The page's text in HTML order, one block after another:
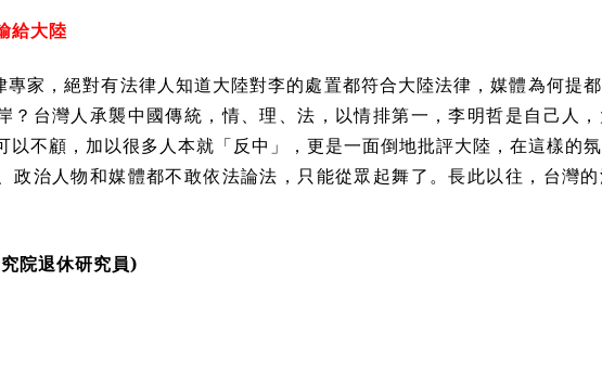
給大陸
專家，絕對有法律人知道大陸對李的處置都符合大陸法律，媒體為何提
？台灣人承襲中國傳統，情、理、法，以情排第一，李明哲是自己人
以不顧，加以很多人本就「反中」，更是一面倒地批評大陸，在這樣的
政治人物和媒體都不敢依法論法，只能從眾起舞了。長此以往，台灣
院退休研究員)